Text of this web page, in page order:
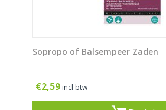
Sopropo of Balsempeer Zaden
€2,59 incl btw